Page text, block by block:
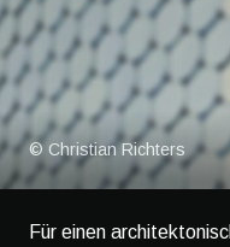
© Christian Richters
Für einen